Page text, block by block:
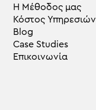
Η Μέθοδος μας
Κόστος Υπηρεσιών
Blog
Case Studies
Επικοινωνία